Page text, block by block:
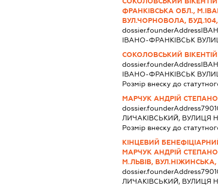
ФРАНКІВСЬКА ОБЛ.,
ВУЛ.ЧОРНОВОЛА,
dossier.founderAddress
ІВАНО-ФРАНКІВСЬК
СОКОЛОВСЬКИЙ
dossier.founderAddress
ІВАНО-ФРАНКІВСЬК
Розмір внеску до
МАРЧУК АНДРІЙ
dossier.founderAddress
ЛИЧАКІВСЬКИЙ, ВУЛИЦЯ
Розмір внеску до
КІНЦЕВИЙ
МАРЧУК АНДРІЙ
М.ЛЬВІВ, ВУЛ.НІЖИНСЬКА,
dossier.founderAddress
ЛИЧАКІВСЬКИЙ, ВУЛИЦЯ